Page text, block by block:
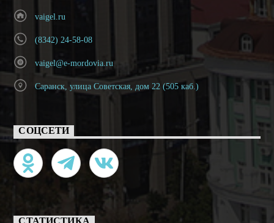
vaigel.ru
(8342) 24-58-08
vaigel@e-mordovia.ru
Саранск, улица Советская, дом 22 (505 каб.)
СОЦСЕТИ